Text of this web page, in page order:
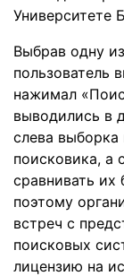
Университете
Выбрав одну
пользователь
нажимал
выводились в
слева выборка
поисковика, а
сравнивать их
поэтому
встреч с
поисковых
лицензию на